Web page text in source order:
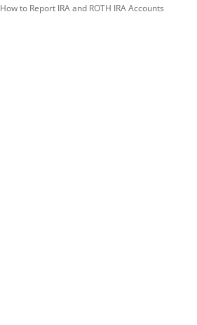
How to Report IRA and ROTH IRA Accounts